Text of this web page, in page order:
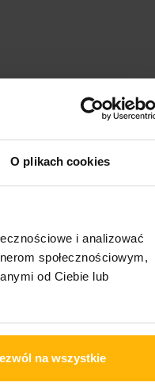
O plikach cookies
i analizować
społecznościowym,
od Ciebie lub
na wszystkie
je poszerzają, kierowani
w sposób, w jaki Deep
Sercem albumu
fizyczną egzystencję.
na winylu o gramaturze 180
w kartonowe opakowanie